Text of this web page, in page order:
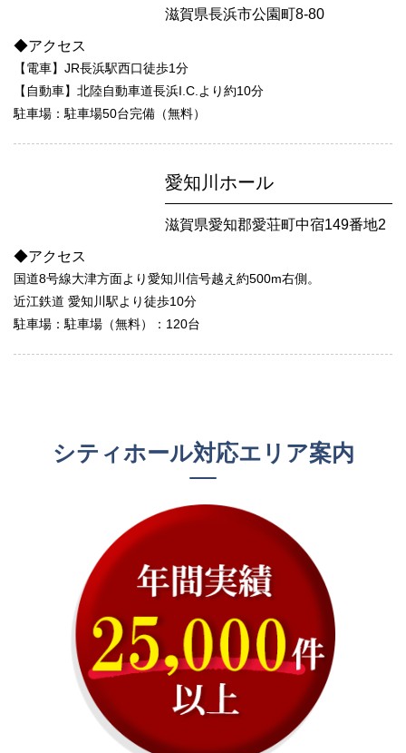
滋賀県長浜市公園町8-80
◆アクセス
【電車】JR長浜駅西口徒歩1分
【自動車】北陸自動車道長浜I.C.より約10分
駐車場：駐車場50台完備（無料）
愛知川ホール
滋賀県愛知郡愛荘町中宿149番地2
◆アクセス
国道8号線大津方面より愛知川信号越え約500m右側。
近江鉄道 愛知川駅より徒歩10分
駐車場：駐車場（無料）：120台
シティホール対応エリア案内